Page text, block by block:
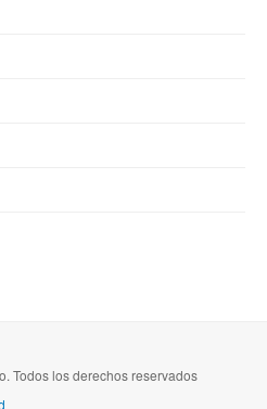
Todos los derechos reservados